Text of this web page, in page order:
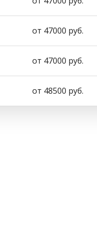
от 47000 руб.
от 47000 руб.
от 48500 руб.